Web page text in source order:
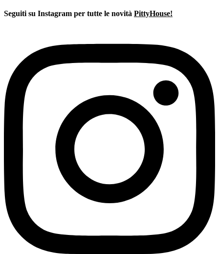
era:
€1.109,00.
è:
€907,00.
Seguiti su Instagram per tutte le novità PittyHouse!